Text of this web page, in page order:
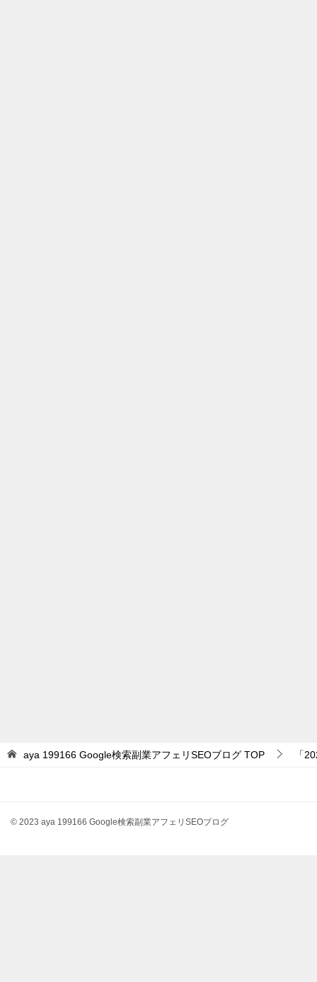
aya 199166 Google検索副業アフェリSEOブログ TOP 「
© 2023 aya 199166 Google検索副業アフェリSEOブログ